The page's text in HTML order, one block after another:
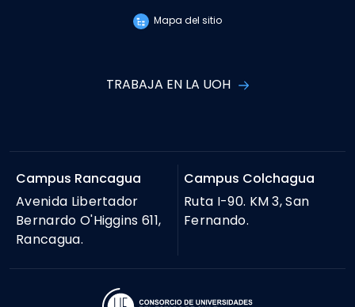
Mapa del sitio
TRABAJA EN LA UOH
Campus Rancagua
Avenida Libertador
Bernardo O'Higgins 611,
Rancagua.
Campus Colchagua
Ruta I-90. KM 3, San
Fernando.